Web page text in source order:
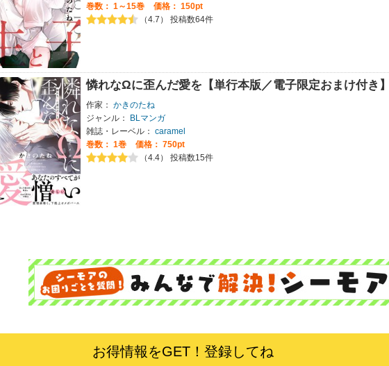
巻数： 1～15巻
価格： 150pt
（4.7） 投稿数64件
憐れなΩに歪んだ愛を【単行本版／電子限定おまけ付き】
作家： かきのたね
ジャンル：
BLマンガ
雑誌・レーベル： caramel
巻数： 1巻
価格： 750pt
（4.4） 投稿数15件
お得情報をGET！登録してね